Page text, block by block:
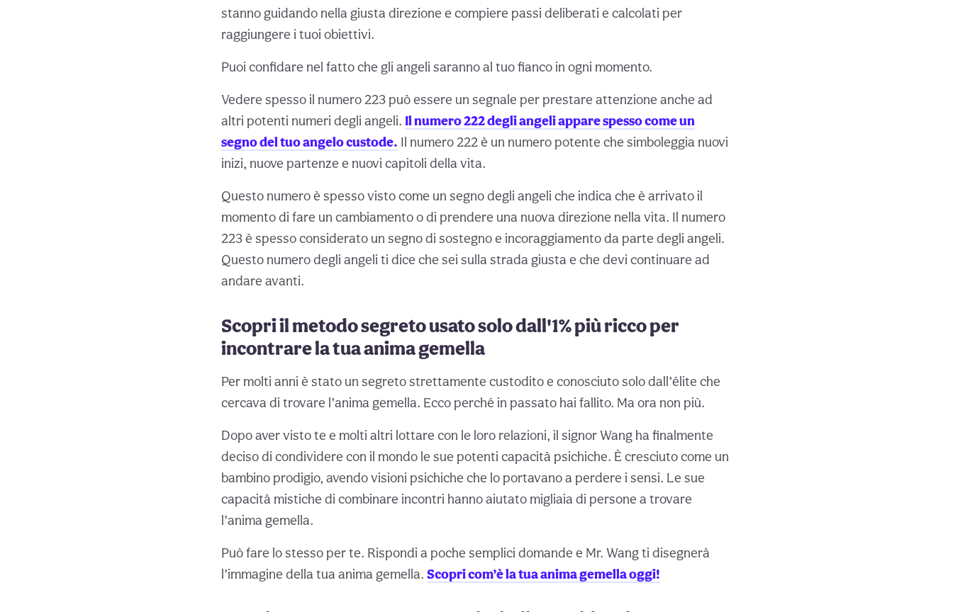
stanno guidando nella giusta direzione e compiere passi deliberati e calcolati per
raggiungere i tuoi obiettivi.
Puoi confidare nel fatto che gli angeli saranno al tuo fianco in ogni momento.
Vedere spesso il numero 223 può essere un segnale per prestare attenzione anche ad
altri potenti numeri degli angeli. Il numero 222 degli angeli appare spesso come un
segno del tuo angelo custode. Il numero 222 è un numero potente che simboleggia nuovi
inizi, nuove partenze e nuovi capitoli della vita.
Questo numero è spesso visto come un segno degli angeli che indica che è arrivato il
momento di fare un cambiamento o di prendere una nuova direzione nella vita. Il numero
223 è spesso considerato un segno di sostegno e incoraggiamento da parte degli angeli.
Questo numero degli angeli ti dice che sei sulla strada giusta e che devi continuare ad
andare avanti.
Scopri il metodo segreto usato solo dall'1% più ricco per
incontrare la tua anima gemella
Per molti anni è stato un segreto strettamente custodito e conosciuto solo dall’élite che
cercava di trovare l’anima gemella. Ecco perché in passato hai fallito. Ma ora non più.
Dopo aver visto te e molti altri lottare con le loro relazioni, il signor Wang ha finalmente
deciso di condividere con il mondo le sue potenti capacità psichiche. È cresciuto come un
bambino prodigio, avendo visioni psichiche che lo portavano a perdere i sensi. Le sue
capacità mistiche di combinare incontri hanno aiutato migliaia di persone a trovare
l’anima gemella.
Può fare lo stesso per te. Rispondi a poche semplici domande e Mr. Wang ti disegnerà
l’immagine della tua anima gemella. Scopri com’è la tua anima gemella oggi!